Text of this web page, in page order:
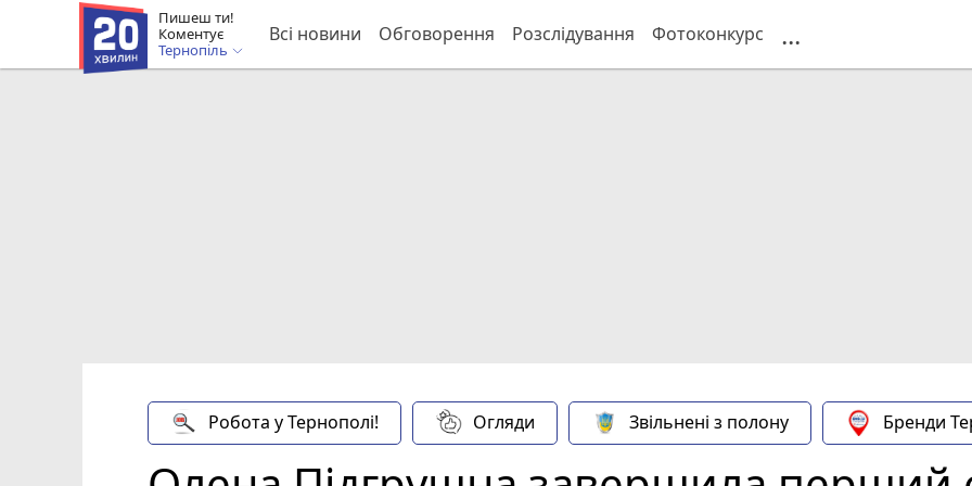
Пишеш ти!
Коментує
Тернопіль
Всі новини Обговорення Розслідування Фотоконкурс ...
Робота у Тернополі! Огляди Звільнені з полону Бренди